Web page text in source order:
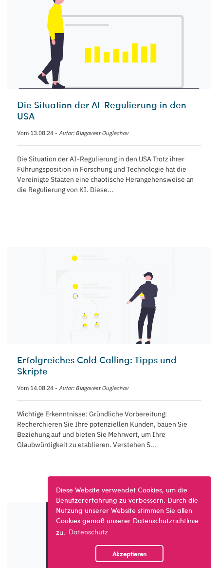
Diese Website verwendet Cookies, um die
Benutzererfahrung zu verbessern. Durch die
Nutzung unserer Website stimmen Sie allen
Cookies gemäß unserer Datenschutzrichtlinie
zu.
Datenschutz
Akzeptieren
Die Situation der AI-Regulierung in den
USA
Vom 13.08.24 - Autor: Blagovest Ouglechov
Die Situation der AI-Regulierung in den USA Trotz ihrer
Führungsposition in Forschung und Technologie hat die
Vereinigte Staaten eine chaotische Herangehensweise an
die Regulierung von KI. Diese...
Erfolgreiches Cold Calling: Tipps und
Skripte
Vom 14.08.24 - Autor: Blagovest Ouglechov
Wichtige Erkenntnisse: Gründliche Vorbereitung:
Recherchieren Sie Ihre potenziellen Kunden, bauen Sie
Beziehung auf und bieten Sie Mehrwert, um Ihre
Glaubwürdigkeit zu etablieren. Verstehen S...